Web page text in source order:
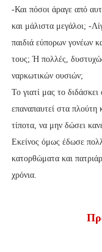
-Και πόσοι άραγε από
και μάλιστα μεγάλοι; -
παιδιά εύπορων γονέων
τους; Ή πολλές,
ναρκωτικών ουσιών;
Το γιατί μας το
επαναπαυτεί στα πλούτη
τίποτα, να μην δώσει
Εκείνος όμως έδωσε
κατορθώματα και
χρόνια.